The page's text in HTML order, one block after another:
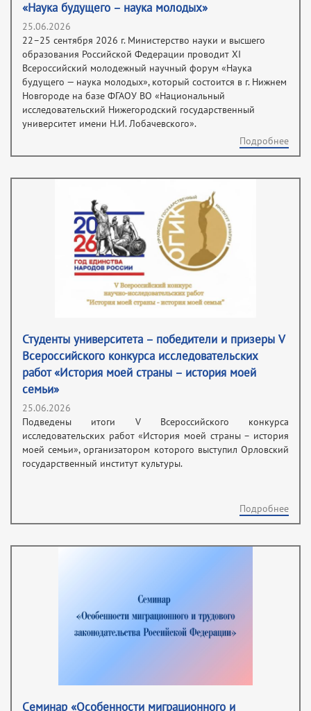
«Наука будущего – наука молодых»
25.06.2026
22–25 сентября 2026 г. Министерство науки и высшего
образования Российской Федерации проводит XI
Всероссийский молодежный научный форум «Наука
будущего — наука молодых», который состоится в г. Нижнем
Новгороде на базе ФГАОУ ВО «Национальный
исследовательский Нижегородский государственный
университет имени Н.И. Лобачевского».
Подробнее
Студенты университета – победители и призеры V
Всероссийского конкурса исследовательских
работ «История моей страны – история моей
семьи»
25.06.2026
Подведены итоги V Всероссийского конкурса
исследовательских работ «История моей страны – история
моей семьи», организатором которого выступил Орловский
государственный институт культуры.
Подробнее
Cеминар «Особенности миграционного и